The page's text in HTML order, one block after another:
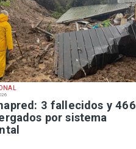
3 fallecidos y 466
por sistema